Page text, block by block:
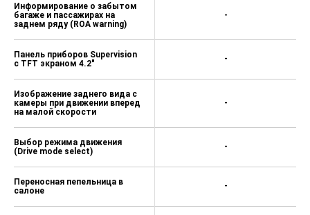
Информирование о забытом
багаже и пассажирах на
заднем ряду (ROA warning)
Панель приборов Supervision
с TFT экраном 4.2"
Изображение заднего вида с
камеры при движении вперед
на малой скорости
Выбор режима движения
(Drive mode select)
Переносная пепельница в
салоне
-
-
-
-
-